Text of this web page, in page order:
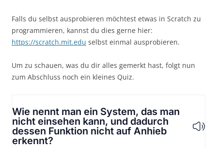
Falls du selbst ausprobieren möchtest etwas in Scratch zu
programmieren, kannst du dies gerne hier:
https://scratch.mit.edu selbst einmal ausprobieren.
Um zu schauen, was du dir alles gemerkt hast, folgt nun
zum Abschluss noch ein kleines Quiz.